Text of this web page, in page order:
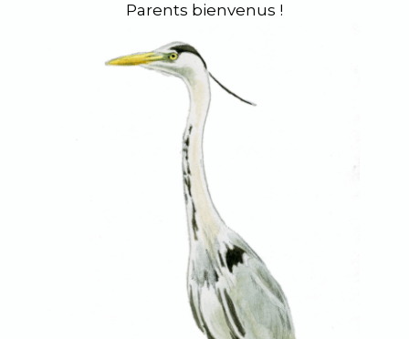
Parents bienvenus !